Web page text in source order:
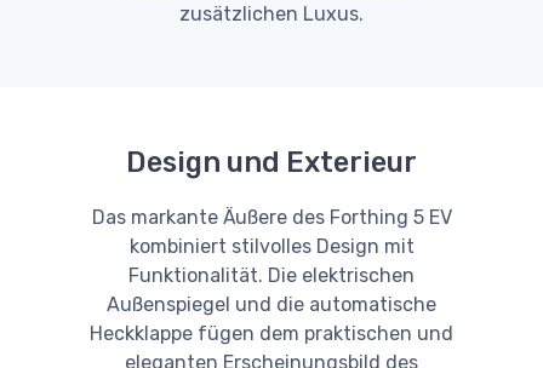
zusätzlichen Luxus.
Design und Exterieur
Das markante Äußere des Forthing 5 EV
kombiniert stilvolles Design mit
Funktionalität. Die elektrischen
Außenspiegel und die automatische
Heckklappe fügen dem praktischen und
eleganten Erscheinungsbild des